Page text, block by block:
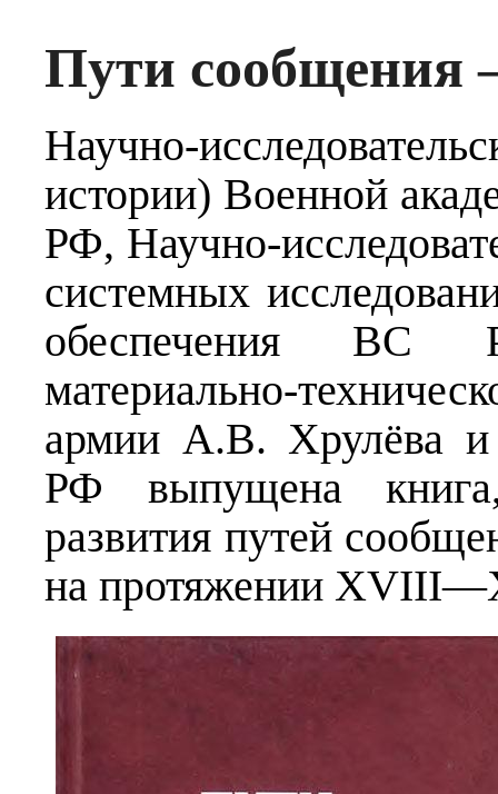
Пути сообщения
Научно-
истории) Военной
РФ, Научно-
системных
обеспечения ВС
материально-
армии А.В. Хрулёва
РФ выпущена
развития путей
на протяжении